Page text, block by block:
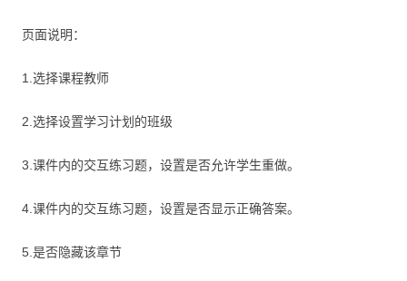
页面说明：
1.选择课程教师
2.选择设置学习计划的班级
3.课件内的交互练习题，设置是否允许学生重做。
4.课件内的交互练习题，设置是否显示正确答案。
5.是否隐藏该章节